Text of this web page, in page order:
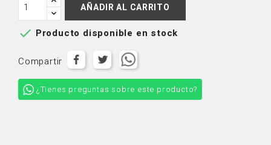
AÑADIR AL CARRITO
 Producto disponible en stock
Compartir
¿Tienes preguntas sobre este producto?